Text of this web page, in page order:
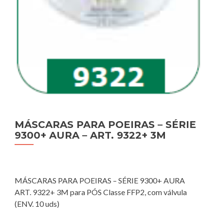
MÁSCARAS PARA POEIRAS – SÉRIE
9300+ AURA – ART. 9322+ 3M
MÁSCARAS PARA POEIRAS – SÉRIE 9300+ AURA
ART. 9322+ 3M para PÓS Classe FFP2, com válvula
(ENV. 10 uds)